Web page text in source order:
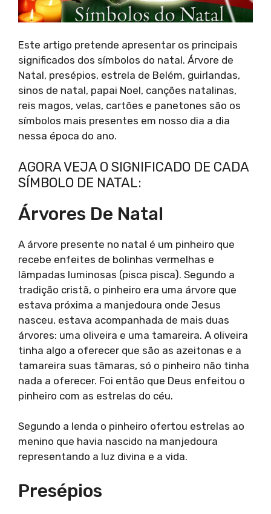
Este artigo pretende apresentar os principais
significados dos símbolos do natal. Árvore de
Natal, presépios, estrela de Belém, guirlandas,
sinos de natal, papai Noel, canções natalinas,
reis magos, velas, cartões e panetones são os
símbolos mais presentes em nosso dia a dia
nessa época do ano.
AGORA VEJA O SIGNIFICADO DE CADA
SÍMBOLO DE NATAL:
Árvores De Natal
A árvore presente no natal é um pinheiro que
recebe enfeites de bolinhas vermelhas e
lâmpadas luminosas (pisca pisca). Segundo a
tradição cristã, o pinheiro era uma árvore que
estava próxima a manjedoura onde Jesus
nasceu, estava acompanhada de mais duas
árvores: uma oliveira e uma tamareira. A oliveira
tinha algo a oferecer que são as azeitonas e a
tamareira suas tâmaras, só o pinheiro não tinha
nada a oferecer. Foi então que Deus enfeitou o
pinheiro com as estrelas do céu.
Segundo a lenda o pinheiro ofertou estrelas ao
menino que havia nascido na manjedoura
representando a luz divina e a vida.
Presépios